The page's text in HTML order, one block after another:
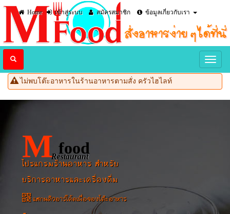
Home เข้าสู่ระบบ สมัครสมาชิก ข้อมูลเกี่ยวกับเรา
ไม่พบโต๊ะอาหารในร้านอาหารตามสั่ง ครัวไฮไลท์
M food
Restaurant
โปรแกรมร้านอาหาร สำหรับ
บริการอาหารและเครื่องดื่ม
แสกนคิวอาร์โค้ดเพื่อจองโต๊ะอาหาร